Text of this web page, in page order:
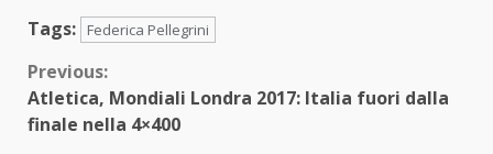
Tags: Federica Pellegrini
Continue
Reading
Previous:
Atletica, Mondiali Londra 2017: Italia fuori dalla
finale nella 4×400